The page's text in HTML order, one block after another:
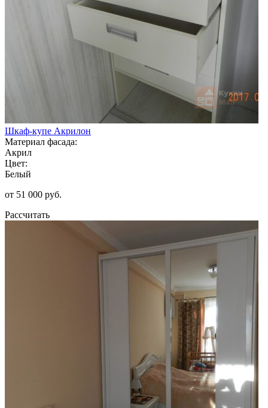
Шкаф-купе Акрилон
Материал фасада:
Акрил
Цвет:
Белый
от 51 000 руб.
Рассчитать